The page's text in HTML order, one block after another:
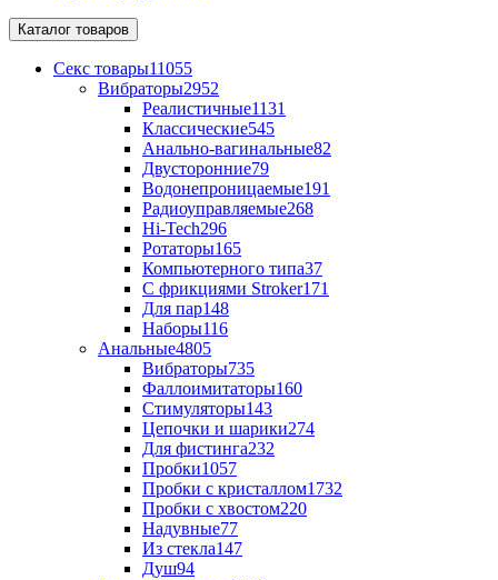
Каталог товаров
Секс товары11055
Вибраторы2952
Реалистичные1131
Классические545
Анально-вагинальные82
Двусторонние79
Водонепроницаемые191
Радиоуправляемые268
Hi-Tech296
Ротаторы165
Компьютерного типа37
С фрикциями Stroker171
Для пар148
Наборы116
Анальные4805
Вибраторы735
Фаллоимитаторы160
Стимуляторы143
Цепочки и шарики274
Для фистинга232
Пробки1057
Пробки с кристаллом1732
Пробки с хвостом220
Надувные77
Из стекла147
Душ94